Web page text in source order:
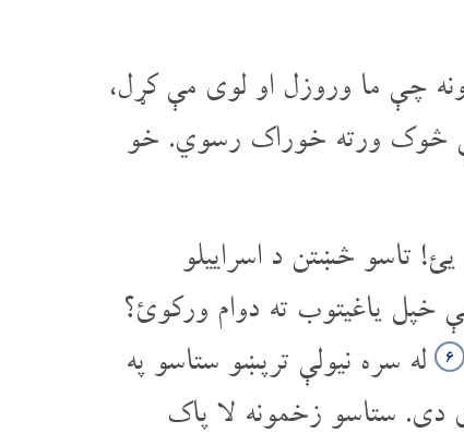
چې ما وروزل او لوی مې کړل،
څوک ورته خوراک رسوي. خو
تاسو څښتن د اسراییلو
خپل یاغیتوب ته دوام ورکوئ؟
۶
له سره نیولې تر‌پښو ستاسو په
ستاسو زخمونه لا پاک